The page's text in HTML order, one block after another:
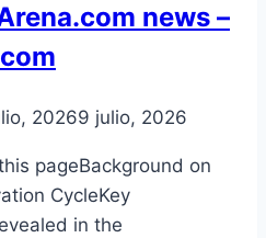
news –
20269 julio, 2026
pageBackground on
CycleKey
in the